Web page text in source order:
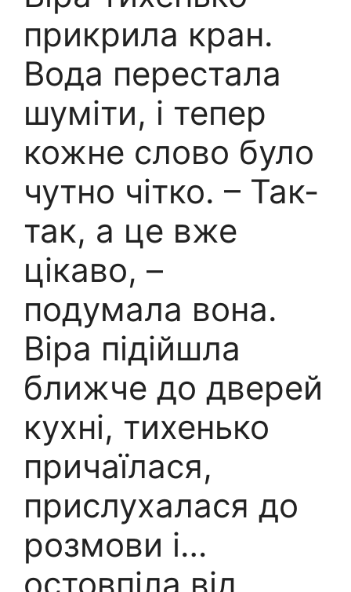
прикрила кран.
Вода перестала
шуміти, і тепер
кожне слово було
чутно чітко. – Так-
так, а це вже
цікаво, –
подумала вона.
Віра підійшла
ближче до дверей
кухні, тихенько
причаїлася,
прислухалася до
розмови і…
остовпіла від